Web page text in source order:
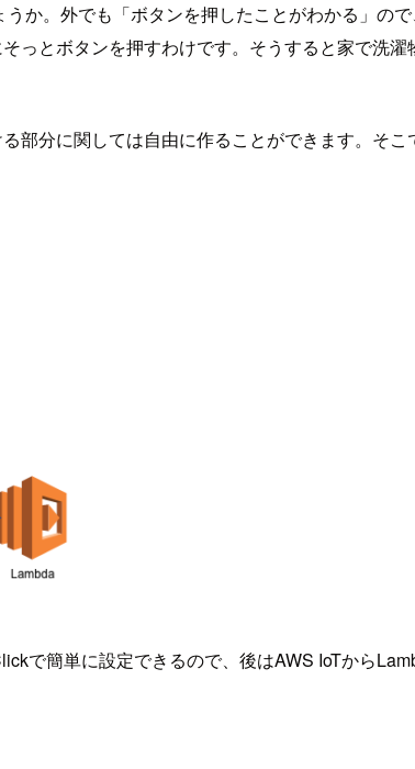
か。外でも「ボタンを押したことがわかる」の
とボタンを押すわけです。そうすると家で洗
部分に関しては自由に作ることができます。そ
で簡単に設定できるので、後はAWS IoTから